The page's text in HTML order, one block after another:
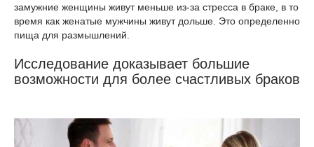
замужние женщины живут меньше из-за стресса в браке, в то
время как женатые мужчины живут дольше. Это определенно
пища для размышлений.
Исследование доказывает большие
возможности для более счастливых браков